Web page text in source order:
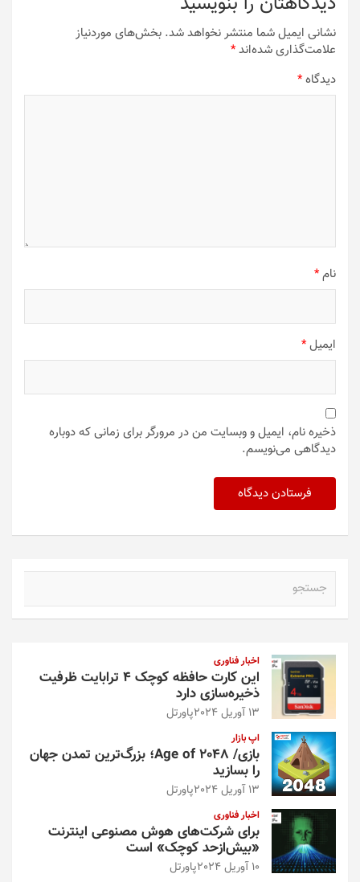
نشانی ایمیل شما منتشر نخواهد شد. بخش‌های موردنیاز
علامت‌گذاری شده‌اند*
دیدگاه*
نام*
ایمیل*
ذخیره نام، ایمیل و وبسایت من در مرورگر برای زمانی که دوباره
دیدگاهی می‌نویسم.
اخبار فناوری
این کارت حافظه کوچک ۴ ترابایت ظرفیت
ذخیره‌سازی دارد
13 آوریل 2024 پاورتل
اپ بازار
بازی/ Age of 2048؛ بزرگ‌ترین تمدن جهان
را بسازید
13 آوریل 2024 پاورتل
اخبار فناوری
برای شرکت‌های هوش مصنوعی اینترنت
«بیش‌از‌حد کوچک» است
10 آوریل 2024 پاورتل